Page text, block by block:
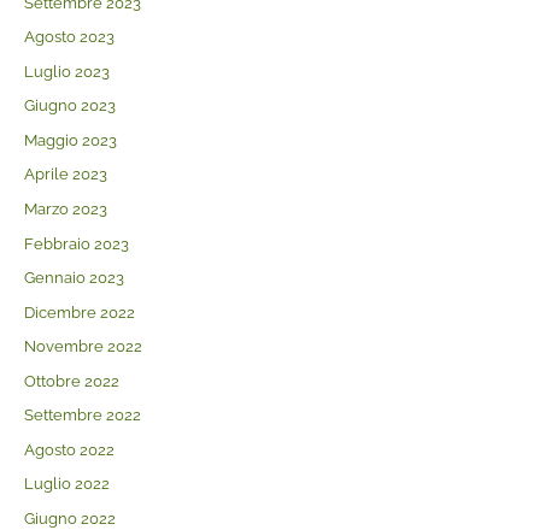
Agosto 2023
Luglio 2023
Giugno 2023
Maggio 2023
Aprile 2023
Marzo 2023
Febbraio 2023
Gennaio 2023
Dicembre 2022
Novembre 2022
Ottobre 2022
Settembre 2022
Agosto 2022
Luglio 2022
Giugno 2022